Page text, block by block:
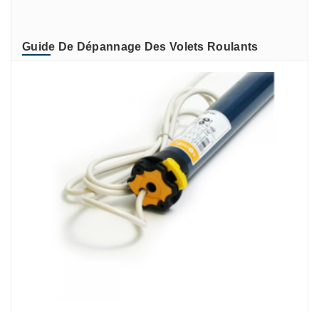
Guide De Dépannage Des Volets Roulants